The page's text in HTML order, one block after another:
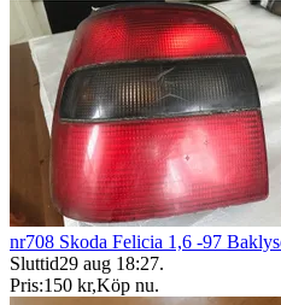
nr708 Skoda Felicia 1,6 -97
Sluttid29 aug 18:27.
Pris:150 kr,Köp nu.